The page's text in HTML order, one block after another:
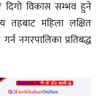
दिगो विकास सम्भव हुने
तहबाट महिला लक्षित
नगरपालिका प्रतिबद्ध